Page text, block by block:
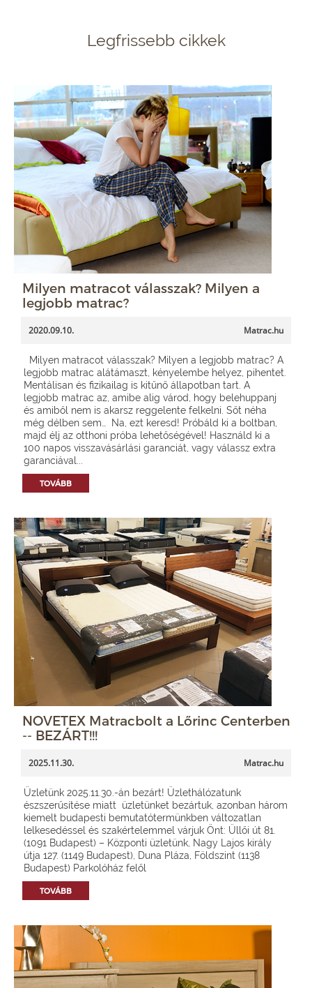
Legfrissebb cikkek
Milyen matracot válasszak? Milyen a
legjobb matrac?
2020.09.10. Matrac.hu
Milyen matracot válasszak? Milyen a legjobb matrac? A
legjobb matrac alátámaszt, kényelembe helyez, pihentet.
Mentálisan és fizikailag is kitűnő állapotban tart. A
legjobb matrac az, amibe alig várod, hogy belehuppanj
és amiből nem is akarsz reggelente felkelni. Sőt néha
még délben sem… Na, ezt keresd! Próbáld ki a boltban,
majd élj az otthoni próba lehetőségével! Használd ki a
100 napos visszavásárlási garanciát, vagy válassz extra
garanciával...
TOVÁBB
NOVETEX Matracbolt a Lőrinc Centerben
-- BEZÁRT!!!
2025.11.30. Matrac.hu
Üzletünk 2025.11.30.-án bezárt! Üzlethálózatunk
észszerűsítése miatt üzletünket bezártuk, azonban három
kiemelt budapesti bemutatótermünkben változatlan
lelkesedéssel és szakértelemmel várjuk Önt: Üllői út 81.
(1091 Budapest) – Központi üzletünk, Nagy Lajos király
útja 127. (1149 Budapest), Duna Pláza, Földszint (1138
Budapest) Parkolóház felől
TOVÁBB